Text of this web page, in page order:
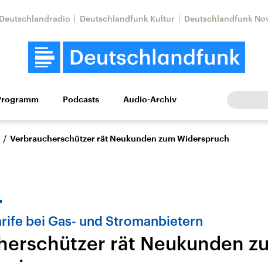
Deutschlandradio Deutschlandfunk Kultur Deutschlandfunk
Wirtschaft Wissen Kultur Europa
Nahostkonflikt
Iran
Podcasts Audio-Archiv
/ Verbraucherschützer rät Neukunden zum Widerspruch
bei Gas- und Stromanbietern
rät Neukunden